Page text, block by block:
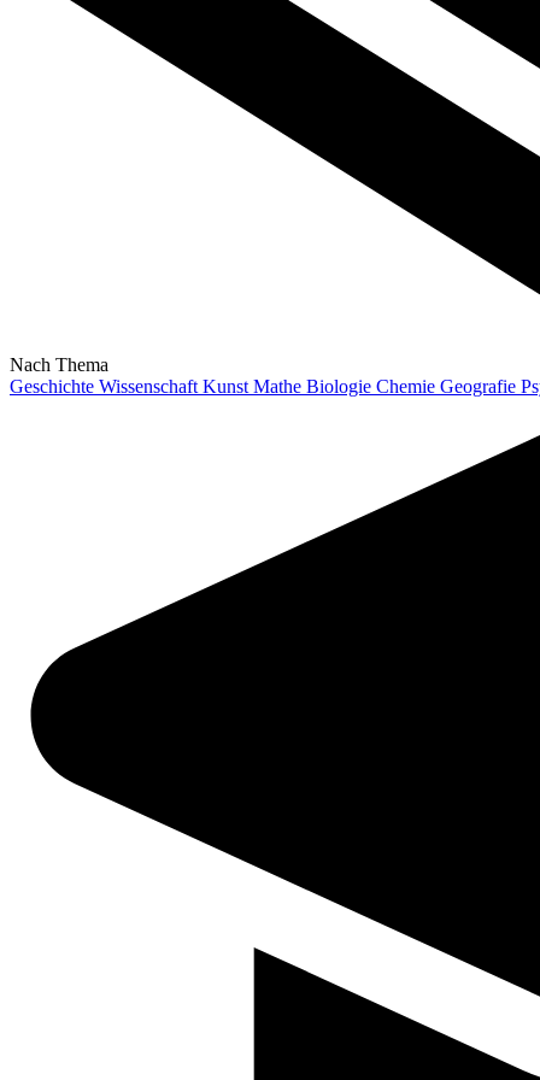
Nach Thema
Geschichte Wissenschaft Kunst Mathe Biologie Chemie Geografie